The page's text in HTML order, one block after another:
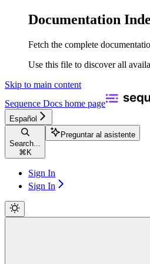
Documentation
Fetch the complete
Use this file to discover all
Skip to main content
Sequence Docs home page
Español
Search...
⌘ K
Preguntar al asistente
Sign In
Sign In